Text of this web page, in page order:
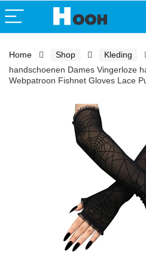
Home Shop Kleding
handschoenen Dames Vingerloze
Webpatroon Fishnet Gloves Lace